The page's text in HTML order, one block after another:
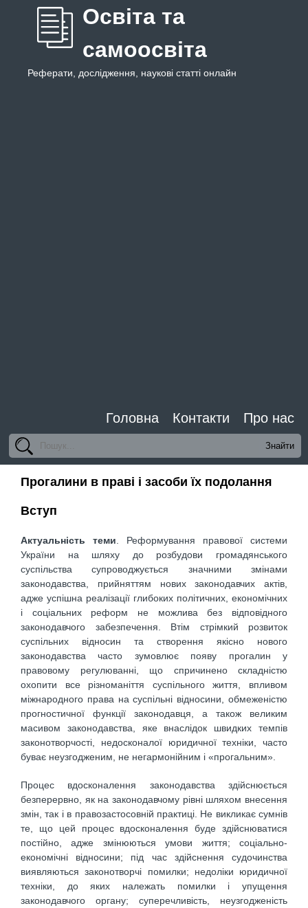
Освіта та
самоосвіта
Реферати, дослідження, наукові статті онлайн
Головна Контакти Про нас
Прогалини в праві і засоби їх подолання
Вступ
Актуальність теми. Реформування правової системи
України на шляху до розбудови громадянського
суспільства супроводжується значними змінами
законодавства, прийняттям нових законодавчих актів,
адже успішна реалізації глибоких політичних, економічних
і соціальних реформ не можлива без відповідного
законодавчого забезпечення. Втім стрімкий розвиток
суспільних відносин та створення якісно нового
законодавства часто зумовлює появу прогалин у
правовому регулюванні, що спричинено складністю
охопити все різноманіття суспільного життя, впливом
міжнародного права на суспільні відносини, обмеженістю
прогностичної функції законодавця, а також великим
масивом законодавства, яке внаслідок швидких темпів
законотворчості, недосконалої юридичної техніки, часто
буває неузгодженим, не негармонійним і «прогальним».
Процес вдосконалення законодавства здійснюється
безперервно, як на законодавчому рівні шляхом внесення
змін, так і в правозастосовній практиці. Не викликає сумнів
те, що цей процес вдосконалення буде здійснюватися
постійно, адже змінюються умови життя; соціально-
економічні відносини; під час здійснення судочинства
виявляються законотворчі помилки; недоліки юридичної
техніки, до яких належать помилки і упущення
законодавчого органу; суперечливість, неузгодженість